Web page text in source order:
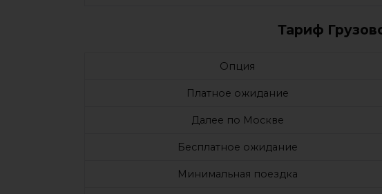
Тариф
Опция
Платное ожидание
Далее по Москве
Бесплатное ожидание
Минимальная поездка